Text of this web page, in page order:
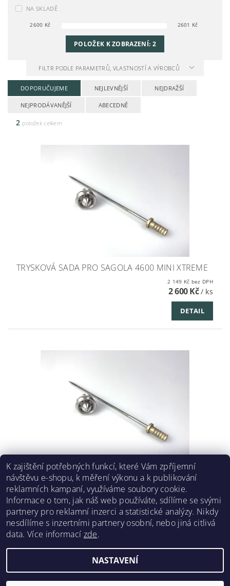
NA SKLADĚ
2600 Kč 2601 Kč
POLOŽEK K ZOBRAZENÍ: 2
FILTR PODLE PARAMETRŮ, VLASTNOSTÍ A VÝROBCŮ
DOPORUČUJEME NEJLEVNĚJŠÍ NEJDRAŽŠÍ
NEJPRODÁVANĚJŠÍ ABECEDNĚ
2 položek celkem
TRYSKOVÁ SADA PRO SAGOLA 4600 MINI XTREME
2 149 Kč bez DPH
2 600 Kč/ ks
DETAIL
TRYSKOVÁ SADA PRO SAGOLA 3300 GTO
2 600 Kč / ks
DETAIL
2026 ©RENOPRO, všechna práva vyhrazena
K zajištění potřebných funkcí, které Vám zpříjemní
návštěvu e-shopu, k měření výkonu a k publikování
reklamních kampaní, využíváme soubory cookie.
Informace o tom, jak náš web používáte, sdílíme se svými
partnery pro reklamní inzerci a statistické analýzy. Nikdy
nesdílíme s inzertními partnery osobní, nebo jiná citlivá
data. Více informací zde.
NASTAVENÍ